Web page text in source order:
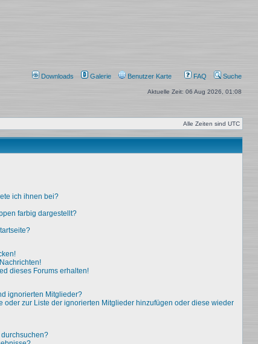
Downloads Galerie Benutzer Karte FAQ Suche
Aktuelle Zeit: 06 Aug 2026, 01:08
Alle Zeiten sind UTC
ich ihnen bei?
farbig dargestellt?
dieses Forums erhalten!
ignorierten Mitglieder?
oder zur Liste der ignorierten Mitglieder hinzufügen oder diese wieder